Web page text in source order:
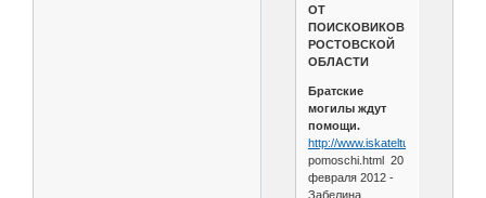
ОТ
ПОИСКОВИКОВ
РОСТОВСКОЙ
ОБЛАСТИ
Братские
могилы ждут
помощи.
http://www.iskateltu
pomoschi.html 20
февраля 2012 -
Забелина